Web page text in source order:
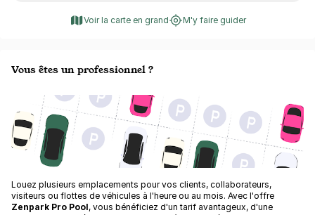
Voir la carte en grand M'y faire guider
Vous êtes un professionnel ?
Louez plusieurs emplacements pour vos clients, collaborateurs,
visiteurs ou flottes de véhicules à l'heure ou au mois. Avec l'offre
Zenpark Pro Pool, vous bénéficiez d'un tarif avantageux, d'une